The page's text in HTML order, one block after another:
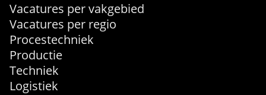
Vacatures per vakgebied
Vacatures per regio
Procestechniek
Productie
Techniek
Logistiek